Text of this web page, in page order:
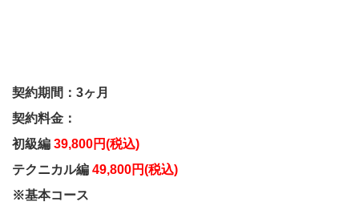
契約期間：3ヶ月
契約料金：
初級編 39,800円(税込)
テクニカル編 49,800円(税込)
※基本コース